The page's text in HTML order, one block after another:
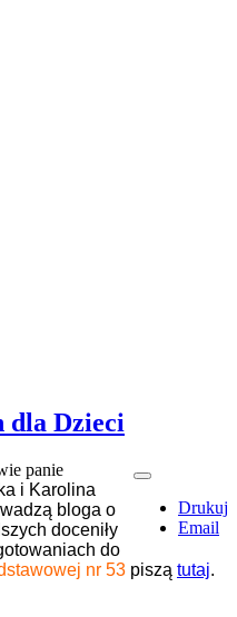
dla Dzieci
Drukuj
Email
panie
i Karolina
bloga o
doceniły
do
nr 53 piszą tutaj.